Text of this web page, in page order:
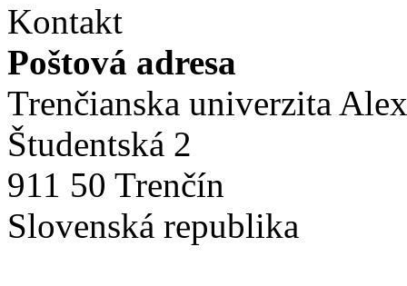
Kontakt
Poštová adresa
Trenčianska univerzita
Študentská 2
911 50 Trenčín
Slovenská republika